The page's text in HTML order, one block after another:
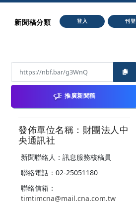
新聞稿分類 登入 刊登
推廣新聞稿
發佈單位名稱：財團法人中
央通訊社
新聞聯絡人：訊息服務核稿員
聯絡電話：02-25051180
聯絡信箱：
timtimcna@mail.cna.com.tw